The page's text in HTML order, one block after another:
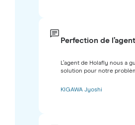
Perfection de
L’agent de Holafly nous a
solution pour notre
KIGAWA Jyoshi